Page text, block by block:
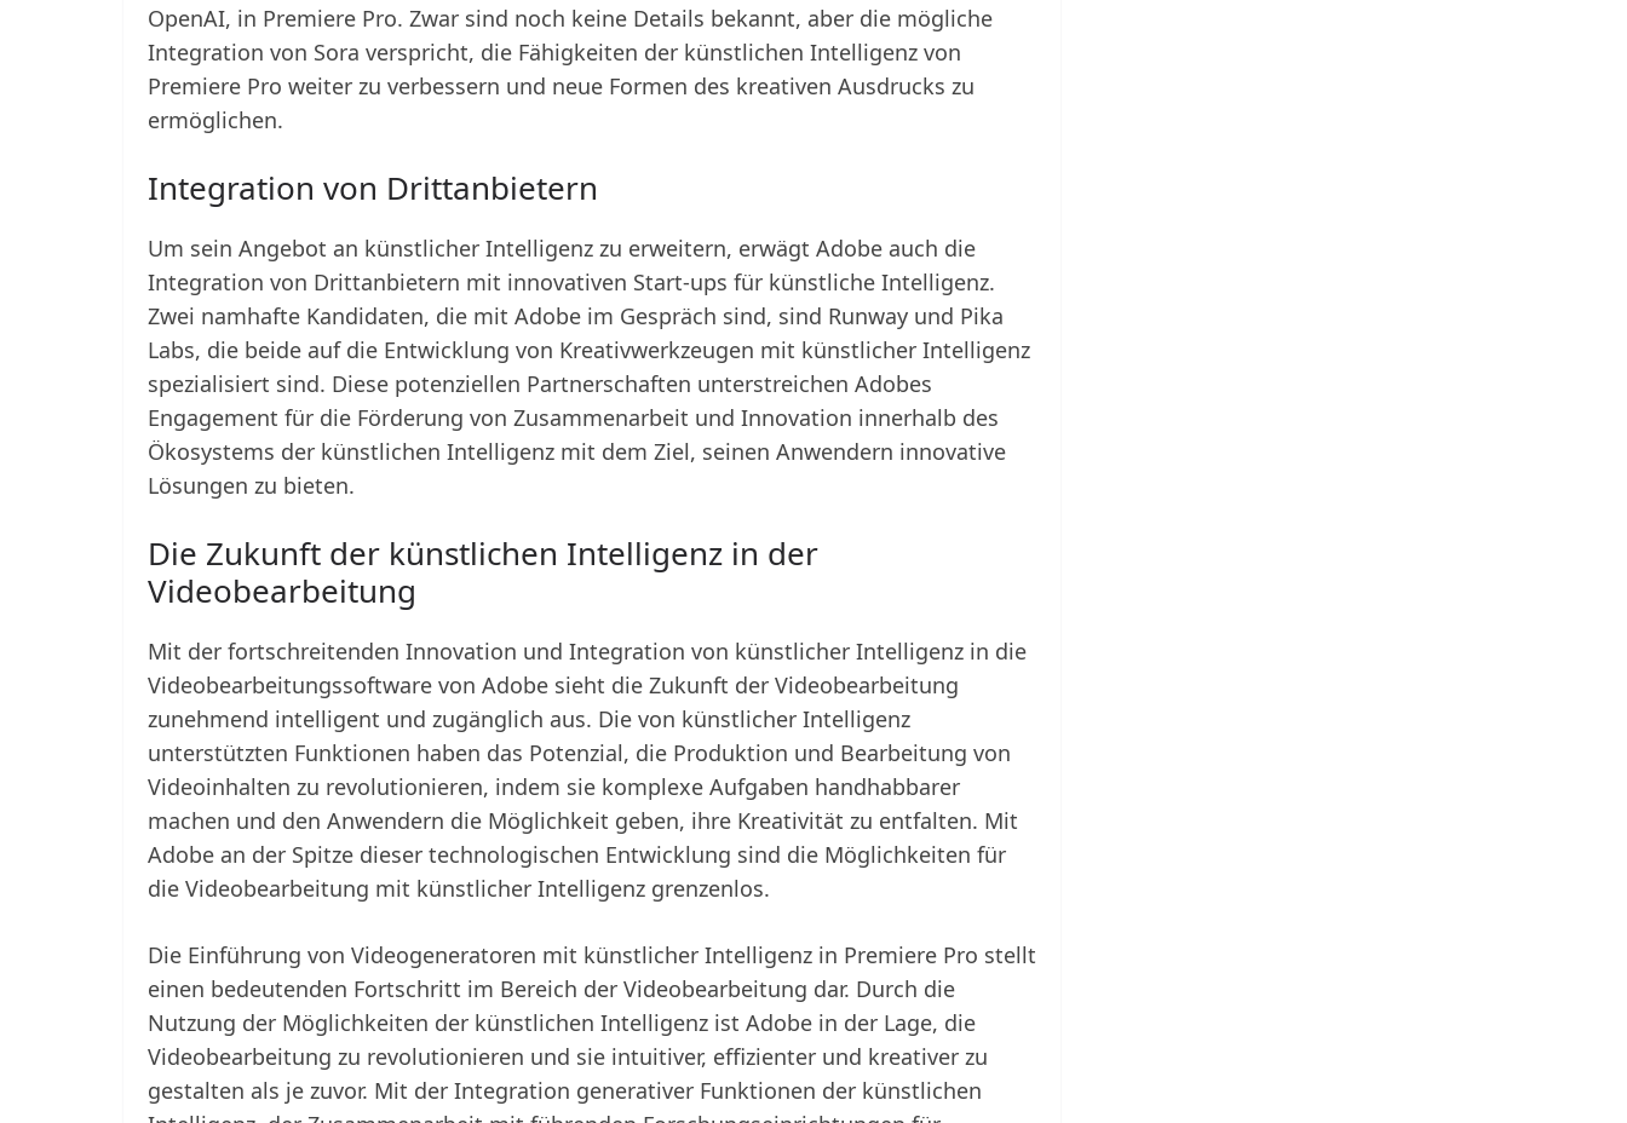
OpenAI, in Premiere Pro. Zwar sind noch keine Details bekannt, aber die mögliche
Integration von Sora verspricht, die Fähigkeiten der künstlichen Intelligenz von
Premiere Pro weiter zu verbessern und neue Formen des kreativen Ausdrucks zu
ermöglichen.
Integration von Drittanbietern
Um sein Angebot an künstlicher Intelligenz zu erweitern, erwägt Adobe auch die
Integration von Drittanbietern mit innovativen Start-ups für künstliche Intelligenz.
Zwei namhafte Kandidaten, die mit Adobe im Gespräch sind, sind Runway und Pika
Labs, die beide auf die Entwicklung von Kreativwerkzeugen mit künstlicher Intelligenz
spezialisiert sind. Diese potenziellen Partnerschaften unterstreichen Adobes
Engagement für die Förderung von Zusammenarbeit und Innovation innerhalb des
Ökosystems der künstlichen Intelligenz mit dem Ziel, seinen Anwendern innovative
Lösungen zu bieten.
Die Zukunft der künstlichen Intelligenz in der
Videobearbeitung
Mit der fortschreitenden Innovation und Integration von künstlicher Intelligenz in die
Videobearbeitungssoftware von Adobe sieht die Zukunft der Videobearbeitung
zunehmend intelligent und zugänglich aus. Die von künstlicher Intelligenz
unterstützten Funktionen haben das Potenzial, die Produktion und Bearbeitung von
Videoinhalten zu revolutionieren, indem sie komplexe Aufgaben handhabbarer
machen und den Anwendern die Möglichkeit geben, ihre Kreativität zu entfalten. Mit
Adobe an der Spitze dieser technologischen Entwicklung sind die Möglichkeiten für
die Videobearbeitung mit künstlicher Intelligenz grenzenlos.
Die Einführung von Videogeneratoren mit künstlicher Intelligenz in Premiere Pro stellt
einen bedeutenden Fortschritt im Bereich der Videobearbeitung dar. Durch die
Nutzung der Möglichkeiten der künstlichen Intelligenz ist Adobe in der Lage, die
Videobearbeitung zu revolutionieren und sie intuitiver, effizienter und kreativer zu
gestalten als je zuvor. Mit der Integration generativer Funktionen der künstlichen